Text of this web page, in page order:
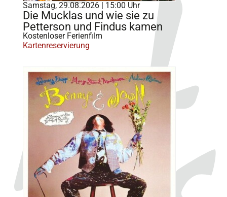
Samstag, 29.08.2026 | 15:00 Uhr
Die Mucklas und wie sie zu
Petterson und Findus kamen
Kostenloser Ferienfilm
Kartenreservierung